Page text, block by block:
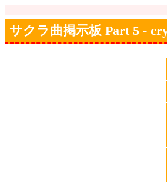
サクラ曲掲示板 Part 5 -